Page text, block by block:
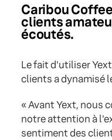
Caribou
clients
écoutés.
Le fait d'utiliser
clients a dynamisé
« Avant Yext, nous
notre attention à
sentiment des